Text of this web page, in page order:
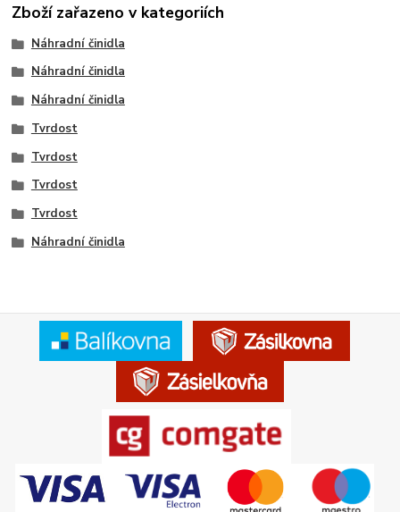
Zboží zařazeno v kategoriích
Náhradní činidla
Náhradní činidla
Náhradní činidla
Tvrdost
Tvrdost
Tvrdost
Tvrdost
Náhradní činidla